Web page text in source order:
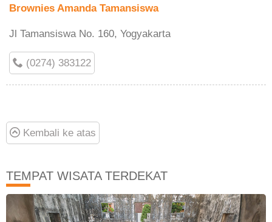
Brownies Amanda Tamansiswa
Jl Tamansiswa No. 160, Yogyakarta
(0274) 383122
Kembali ke atas
TEMPAT WISATA TERDEKAT